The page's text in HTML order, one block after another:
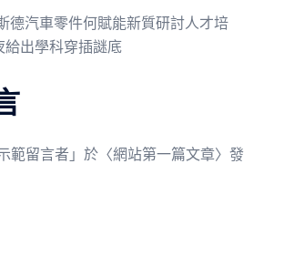
德汽車零件何賦能新質研討人才培
給出學科穿插謎底
範留言者 」於〈網站第一篇文章〉發